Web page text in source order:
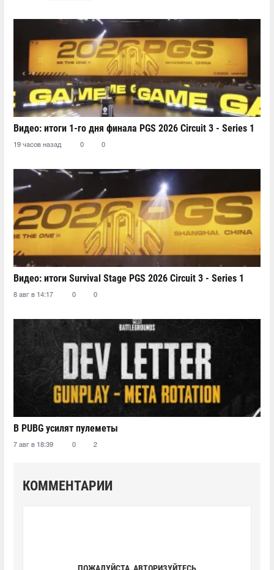
Видео: итоги 1-го дня финала PGS 2026 Circuit 3 - Series 1
19 часов назад 0 0
Видео: итоги Survival Stage PGS 2026 Circuit 3 - Series 1
8 авг в 14:17 0 0
В PUBG усилят пулеметы
7 авг в 18:39 0 2
КОММЕНТАРИИ
ПОЖАЛУЙСТА, АВТОРИЗУЙТЕСЬ